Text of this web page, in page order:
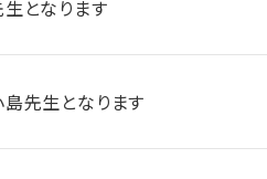
となります
先生となります